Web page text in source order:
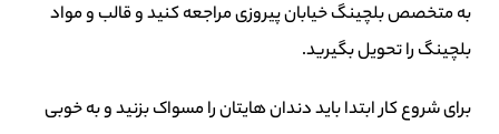
به متخصصبلچینگ خیابان پیروزیمراجعه کنید و قالب و مواد
بلچینگ را تحویل بگیرید.
برای شروع کار ابتدا باید دندان هایتان را مسواک بزنید و به خوبی